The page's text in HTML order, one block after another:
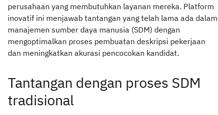
perusahaan yang membutuhkan layanan mereka. Platform
inovatif ini menjawab tantangan yang telah lama ada dalam
manajemen sumber daya manusia (SDM) dengan
mengoptimalkan proses pembuatan deskripsi pekerjaan
dan meningkatkan akurasi pencocokan kandidat.
Tantangan dengan proses SDM
tradisional